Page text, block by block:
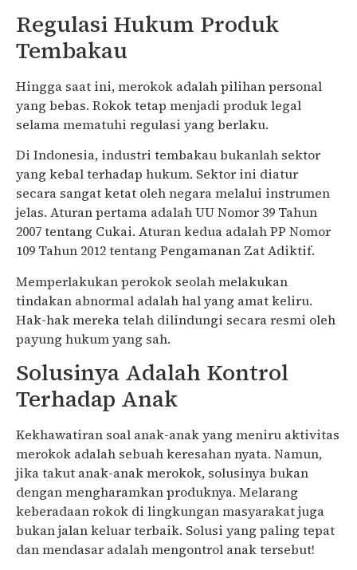
Regulasi Hukum Produk
Tembakau
Hingga saat ini, merokok adalah pilihan personal
yang bebas. Rokok tetap menjadi produk legal
selama mematuhi regulasi yang berlaku.
Di Indonesia, industri tembakau bukanlah sektor
yang kebal terhadap hukum. Sektor ini diatur
secara sangat ketat oleh negara melalui instrumen
jelas. Aturan pertama adalah UU Nomor 39 Tahun
2007 tentang Cukai. Aturan kedua adalah PP Nomor
109 Tahun 2012 tentang Pengamanan Zat Adiktif.
Memperlakukan perokok seolah melakukan
tindakan abnormal adalah hal yang amat keliru.
Hak-hak mereka telah dilindungi secara resmi oleh
payung hukum yang sah.
Solusinya Adalah Kontrol
Terhadap Anak
Kekhawatiran soal anak-anak yang meniru aktivitas
merokok adalah sebuah keresahan nyata. Namun,
jika takut anak-anak merokok, solusinya bukan
dengan mengharamkan produknya. Melarang
keberadaan rokok di lingkungan masyarakat juga
bukan jalan keluar terbaik. Solusi yang paling tepat
dan mendasar adalah mengontrol anak tersebut!